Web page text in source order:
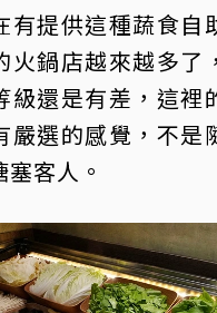
有提供這種蔬食自
火鍋店越來越多了
級還是有差，這裡
嚴選的感覺，不是
客人。